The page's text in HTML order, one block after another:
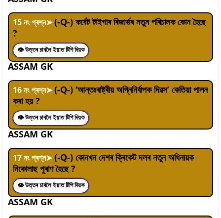
15নং প্ৰশ্ন➤(-Q-) কৰ্বেট টাইগাৰ ৰিজাৰ্ভৰ নতুন পৰিচালক কোন হৈছে
?
👁 উত্তৰ চাবলৈ ইয়াত টিপি দিয়ক
ASSAM GK
16নং প্ৰশ্ন➤(-Q-) ‘আন্তঃৰাষ্ট্ৰীয় অগ্নিনিৰ্বাপক দিৱস’ কেতিয়া পালন
কৰা হয় ?
👁 উত্তৰ চাবলৈ ইয়াত টিপি দিয়ক
ASSAM GK
17নং প্ৰশ্ন➤(-Q-) কোনখন দেশৰ ক্ৰিকেট দলৰ নতুন অধিনায়ক
নিকোলাছ পুৰাণ হৈছে ?
👁 উত্তৰ চাবলৈ ইয়াত টিপি দিয়ক
ASSAM GK